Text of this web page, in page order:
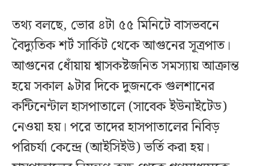
তথ্য বলছে, ভোর ৪টা ৫৫ মিনিটে বাসভবনে
বৈদ্যুতিক শর্ট সার্কিট থেকে আগুনের সূত্রপাত।
আগুনের ধোঁয়ায় শ্বাসকষ্টজনিত সমস্যায় আক্রান্ত
হয়ে সকাল ৯টার দিকে দুজনকে গুলশানের
কন্টিনেন্টাল হাসপাতালে (সাবেক ইউনাইটেড)
নেওয়া হয়। পরে তাদের হাসপাতালের নিবিড়
পরিচর্যা কেন্দ্রে (আইসিইউ) ভর্তি করা হয়।